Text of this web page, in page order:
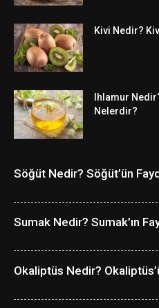
Kivi Nedir?
Ihlamur
Nelerdir?
Söğüt Nedir? Söğüt’ün
Sumak Nedir? Sumak’ın
Okaliptüs Nedir?